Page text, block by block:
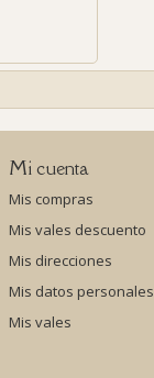
Mi cuenta
Mis compras
Mis vales descuento
Mis direcciones
Mis datos personales
Mis vales